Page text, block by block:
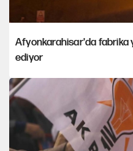
Afyonkarahisar'da fabrika
ediyor